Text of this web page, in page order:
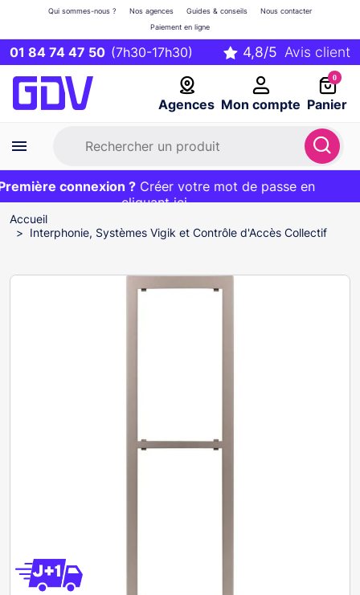
01 84 74 47 50 (7h30-17h30)
Agences Mon compte
Qui sommes-nous ? Nos agences Guides & conseils
Nous contacter
Paiement en ligne
0
Panier
Première commande ?20€ OFFERT sur votre panier
et livraison 24/48h gratuite avec le codeBIENVENUE
connexion ?Créer votre mot de passe en
cliquant ici
EXCLU WEB :
Accueil
Interphonie, Systèmes Vigik et Contrôle d'Accès Collectif